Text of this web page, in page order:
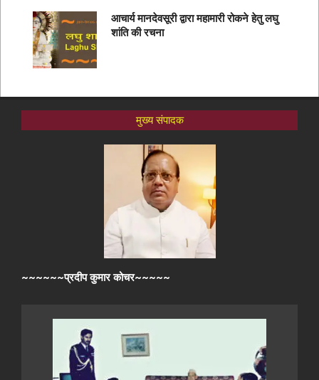
आचार्य मानदेवसूरी द्वारा महामारी रोकने हेतु लघु
शांति की रचना
मुख्य संपादक
~~~~~~प्रदीप कुमार कोचर~~~~~